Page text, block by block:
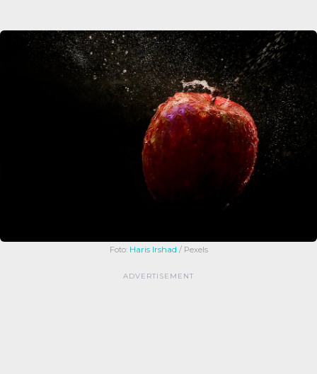
Foto: Haris Irshad / Pexels